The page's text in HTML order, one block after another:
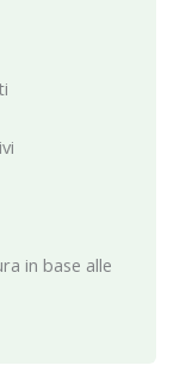
in base alle